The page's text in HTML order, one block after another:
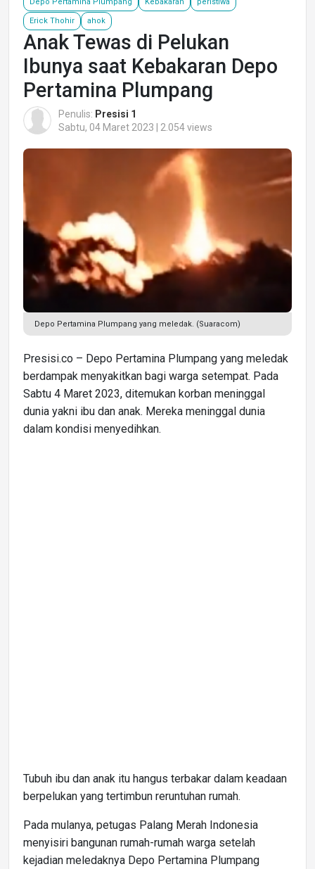
Erick Thohir ahok
Anak Tewas di Pelukan
Ibunya saat Kebakaran Depo
Pertamina Plumpang
Penulis: Presisi 1
Sabtu, 04 Maret 2023 | 2.054 views
Depo Pertamina Plumpang yang meledak. (Suaracom)
Presisi.co – Depo Pertamina Plumpang yang meledak
berdampak menyakitkan bagi warga setempat. Pada
Sabtu 4 Maret 2023, ditemukan korban meninggal
dunia yakni ibu dan anak. Mereka meninggal dunia
dalam kondisi menyedihkan.
Tubuh ibu dan anak itu hangus terbakar dalam keadaan
berpelukan yang tertimbun reruntuhan rumah.
Pada mulanya, petugas Palang Merah Indonesia
menyisiri bangunan rumah-rumah warga setelah
kejadian meledaknya Depo Pertamina Plumpang